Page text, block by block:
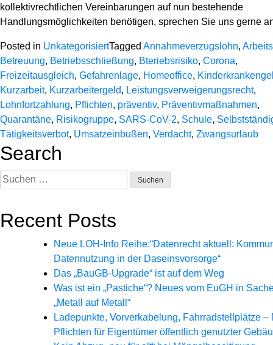
kollektivrechtlichen Vereinbarungen auf nun bestehende
Handlungsmöglichkeiten benötigen, sprechen Sie uns gerne
Posted in UnkategorisiertTagged Annahmeverzugslohn,
Betreuung, Betriebsschließung, Bteriebsrisiko, Corona,
Freizeitausgleich, Gefahrenlage, Homeoffice,
Kurzarbeit, Kurzarbeitergeld, Leistungsverweigerungsrecht,
Lohnfortzahlung, Pflichten, präventiv, Präventivmaßnahmen,
Quarantäne, Risikogruppe, SARS-CoV-2, Schule,
Tätigkeitsverbot, Umsatzeinbußen, Verdacht, Zwangsurlaub
Search
Suchen
nach:
Recent Posts
Neue LOH-Info Reihe:“Datenrecht aktuell:
Datennutzung in der Daseinsvorsorge“
Das „BauGB-Upgrade“ ist auf dem Weg
Was ist ein „Pastiche“? Neues vom EuGH in
„Metall auf Metall“
Ladepunkte, Vorverkabelung, Fahrradstellplätze –
Pflichten für Eigentümer öffentlich genutzter